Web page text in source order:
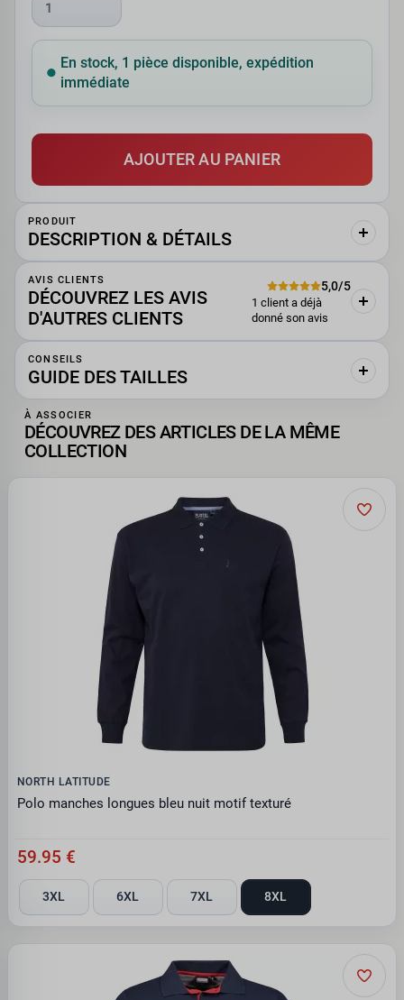
1
En stock, 1 pièce disponible, expédition
immédiate
AJOUTER AU PANIER
PRODUIT
DESCRIPTION & DÉTAILS
AVIS CLIENTS
DÉCOUVREZ LES AVIS
D'AUTRES CLIENTS
5,0/5
1 client a déjà
donné son avis
CONSEILS
GUIDE DES TAILLES
À ASSOCIER
DÉCOUVREZ DES ARTICLES DE LA MÊME
COLLECTION
NORTH LATITUDE
Polo manches longues bleu nuit motif texturé
59.95 €
3XL 6XL 7XL 8XL